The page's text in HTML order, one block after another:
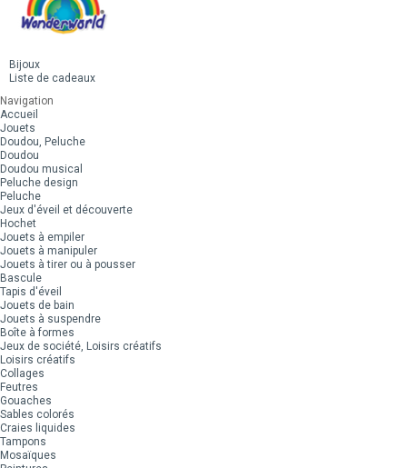
Bijoux
Liste de cadeaux
Navigation
Accueil
Jouets
Doudou, Peluche
Doudou
Doudou musical
Peluche design
Peluche
Jeux d'éveil et découverte
Hochet
Jouets à empiler
Jouets à manipuler
Jouets à tirer ou à pousser
Bascule
Tapis d'éveil
Jouets de bain
Jouets à suspendre
Boîte à formes
Jeux de société, Loisirs créatifs
Loisirs créatifs
Collages
Feutres
Gouaches
Sables colorés
Craies liquides
Tampons
Mosaïques